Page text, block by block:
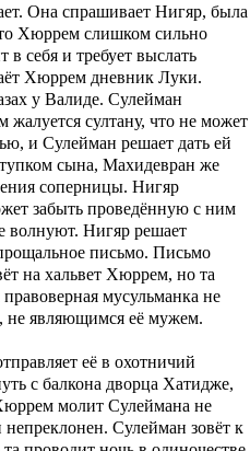
Она спрашивает Нигяр, была
Хюррем слишком сильно
себя и требует выслать
Хюррем дневник Луки.
у Валиде. Сулейман
жалуется султану, что не может
и Сулейман решает дать ей
сына, Махидевран же
соперницы. Нигяр
забыть проведённую с ним
волнуют. Нигяр решает
письмо. Письмо
на хальвет Хюррем, но та
мусульманка не
не являющимся её мужем.
её в охотничий
с балкона дворца Хатидже,
молит Сулеймана не
непреклонен. Сулейман зовёт к